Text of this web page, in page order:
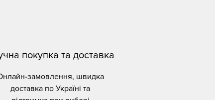
покупка та доставка
замовлення, швидка
доставка по Україні та